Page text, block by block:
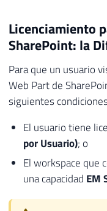
Licenciamiento
SharePoint: la
Para que un usuario
Web Part de
siguientes
El usuario tiene
por Usuario); o
El workspace que
una capacidad EM